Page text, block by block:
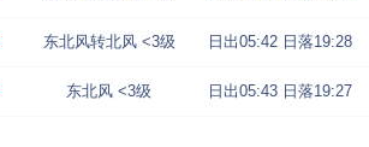
东北风转北风 <3级 日出05:42 日落19:28
东北风 <3级 日出05:43 日落19:27